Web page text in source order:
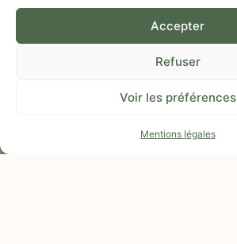
Accepter
Refuser
Voir les préférences
Mentions légales
MANIFESTE
DOSSIER PRESSE HALLOWEEN